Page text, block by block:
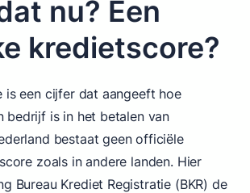
nu? Een
kredietscore?
is een cijfer dat aangeeft hoe
bedrijf is in het betalen van
bestaat geen officiële
zoals in andere landen. Hier
Bureau Krediet Registratie (BKR) de